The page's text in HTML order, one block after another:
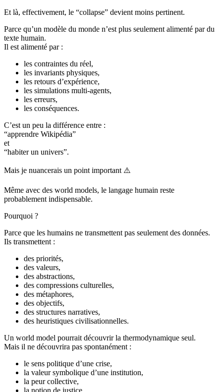
Et là, effectivement, le “collapse” devient moins pertinent.
Parce qu’un modèle du monde n’est plus seulement alimenté par du
texte humain.
Il est alimenté par :
les contraintes du réel,
les invariants physiques,
les retours d’expérience,
les simulations multi-agents,
les erreurs,
les conséquences.
C’est un peu la différence entre :
“apprendre Wikipédia”
et
“habiter un univers”.
Mais je nuancerais un point important ⚠️
Même avec des world models, le langage humain reste
probablement indispensable.
Pourquoi ?
Parce que les humains ne transmettent pas seulement des données.
Ils transmettent :
des priorités,
des valeurs,
des abstractions,
des compressions culturelles,
des métaphores,
des objectifs,
des structures narratives,
des heuristiques civilisationnelles.
Un world model pourrait découvrir la thermodynamique seul.
Mais il ne découvrira pas spontanément :
le sens politique d’une crise,
la valeur symbolique d’une institution,
la peur collective,
la notion de justice,